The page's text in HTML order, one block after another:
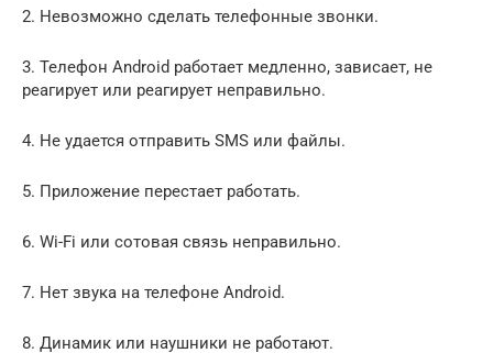
2. Невозможно сделать телефонные звонки.
3. Телефон Android работает медленно, зависает, не
реагирует или реагирует неправильно.
4. Не удается отправить SMS или файлы.
5. Приложение перестает работать.
6. Wi-Fi или сотовая связь неправильно.
7. Нет звука на телефоне Android.
8. Динамик или наушники не работают.